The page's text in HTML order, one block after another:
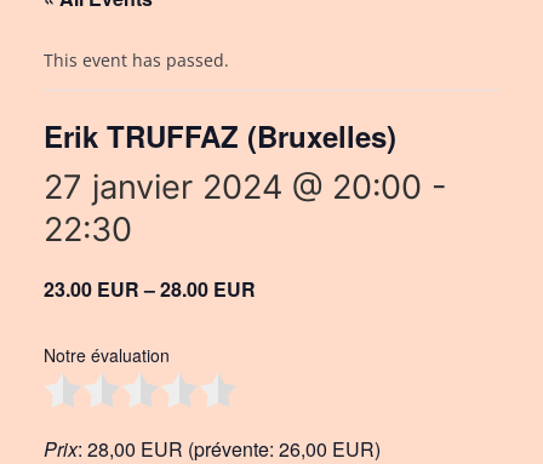
This event has passed.
Erik TRUFFAZ (Bruxelles)
27 janvier 2024 @ 20:00 -
22:30
23.00 EUR – 28.00 EUR
Notre évaluation
Prix: 28,00 EUR (prévente: 26,00 EUR)